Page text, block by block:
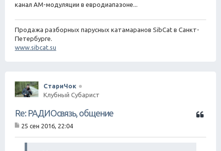
канал АМ-модуляции в евродиапазоне...
Продажа разборных парусных катамаранов SibCat в Санкт-
Петербурге.
www.sibcat.su
СтариЧок
Клубный Субарист
Ц
Re: РАДИОсвязь, общение
25 сен 2016, 22:04